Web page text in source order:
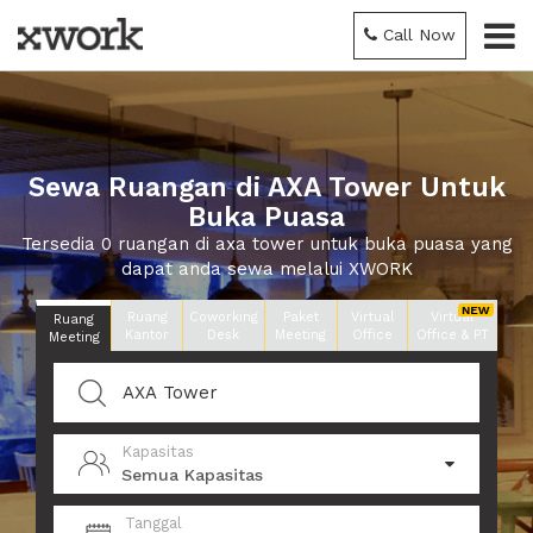
Call Now
Sewa Ruangan di AXA Tower Untuk
Buka Puasa
Tersedia 0 ruangan di axa tower untuk buka puasa yang
dapat anda sewa melalui XWORK
Ruang
Meeting
Ruang
Kantor
Coworking
Desk
Paket
Meeting
Virtual
Office
Virtual
Office & PT
Kapasitas
Semua Kapasitas
Tanggal